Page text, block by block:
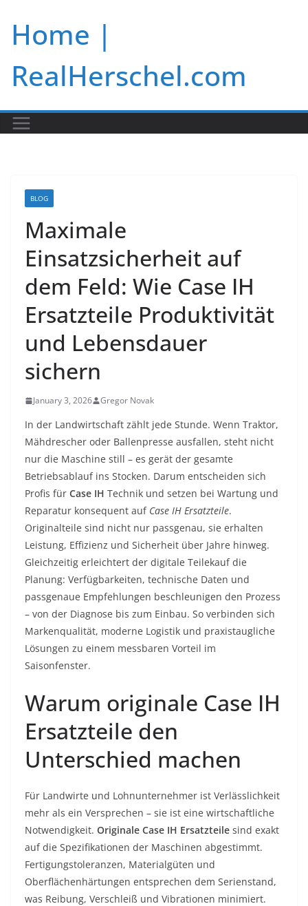
content
Home |
RealHerschel.com
BLOG
Maximale
Einsatzsicherheit auf
dem Feld: Wie Case IH
Ersatzteile Produktivität
und Lebensdauer
sichern
January 3, 2026 Gregor Novak
In der Landwirtschaft zählt jede Stunde. Wenn Traktor,
Mähdrescher oder Ballenpresse ausfallen, steht nicht
nur die Maschine still – es gerät der gesamte
Betriebsablauf ins Stocken. Darum entscheiden sich
Profis für Case IH Technik und setzen bei Wartung und
Reparatur konsequent auf Case IH Ersatzteile.
Originalteile sind nicht nur passgenau, sie erhalten
Leistung, Effizienz und Sicherheit über Jahre hinweg.
Gleichzeitig erleichtert der digitale Teilekauf die
Planung: Verfügbarkeiten, technische Daten und
passgenaue Empfehlungen beschleunigen den Prozess
– von der Diagnose bis zum Einbau. So verbinden sich
Markenqualität, moderne Logistik und praxistaugliche
Lösungen zu einem messbaren Vorteil im
Saisonfenster.
Warum originale Case IH
Ersatzteile den
Unterschied machen
Für Landwirte und Lohnunternehmer ist Verlässlichkeit
mehr als ein Versprechen – sie ist eine wirtschaftliche
Notwendigkeit. Originale Case IH Ersatzteile sind exakt
auf die Spezifikationen der Maschinen abgestimmt.
Fertigungstoleranzen, Materialgüten und
Oberflächenhärtungen entsprechen dem Serienstand,
was Reibung, Verschleiß und Vibrationen minimiert.